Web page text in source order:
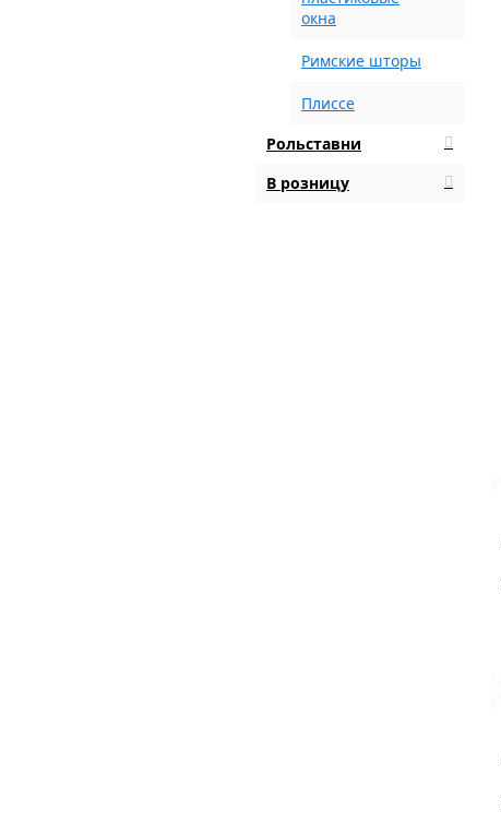
окна
Римские шторы
Плиссе
Рольставни
В розницу